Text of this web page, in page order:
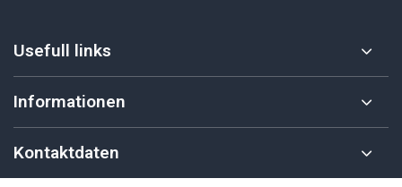
Usefull links
Informationen
Kontaktdaten